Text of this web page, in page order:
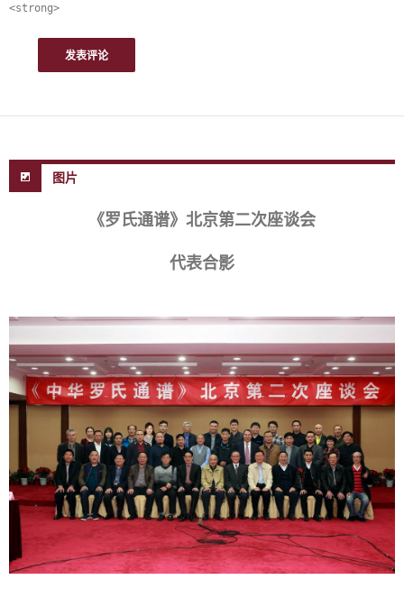
<strong>
图片
《罗氏通谱》北京第二次座谈会
代表合影